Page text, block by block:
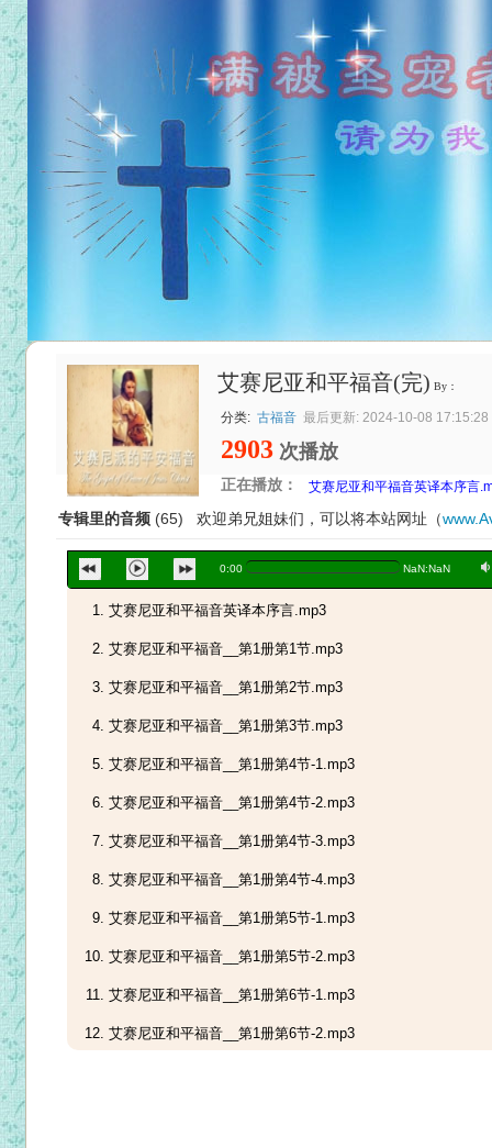
艾赛尼亚和平福音(完) By：
分类: 古福音 最后更新: 2024-10-08 17:15:28
2903 次播放
正在播放：
专辑里的音频 (65) 欢迎弟兄姐妹们，可以将本站网址（
0:00 NaN:NaN a
艾赛尼亚和平福音英译本序言
艾赛尼亚和平福音英译本序言.mp3
艾赛尼亚和平福音__第1册第1节.mp3
艾赛尼亚和平福音__第1册第2节.mp3
艾赛尼亚和平福音__第1册第3节.mp3
艾赛尼亚和平福音__第1册第4节-1.mp3
艾赛尼亚和平福音__第1册第4节-2.mp3
艾赛尼亚和平福音__第1册第4节-3.mp3
艾赛尼亚和平福音__第1册第4节-4.mp3
艾赛尼亚和平福音__第1册第5节-1.mp3
艾赛尼亚和平福音__第1册第5节-2.mp3
艾赛尼亚和平福音__第1册第6节-1.mp3
艾赛尼亚和平福音__第1册第6节-2.mp3